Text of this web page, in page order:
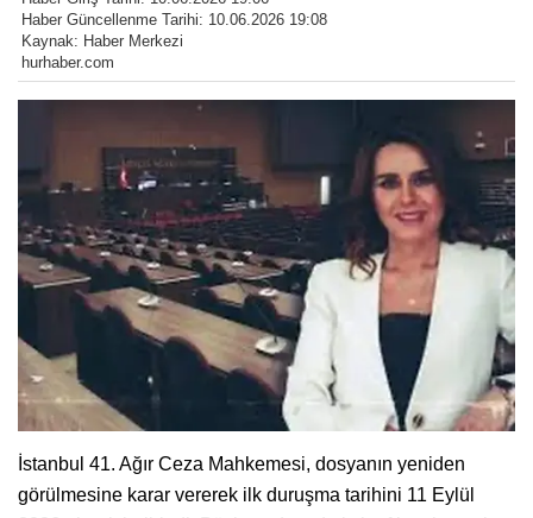
Haber Güncellenme Tarihi: 10.06.2026 19:08
Kaynak: Haber Merkezi
hurhaber.com
İstanbul 41. Ağır Ceza Mahkemesi, dosyanın yeniden
görülmesine karar vererek ilk duruşma tarihini 11 Eylül